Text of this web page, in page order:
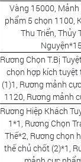
Vàng 15000,
phẩm 5 chọn 1100,
Thu Triển, Thủy
Rương Chọn T.Bị
chọn hợp kích tuyệt
(1)1, Rương mảnh
1120, Rương mảnh
Rương Hiệp Khách
1*1, Rương Chọn
Thế*2, Rương chọn
thế chủ chốt (2)*1,